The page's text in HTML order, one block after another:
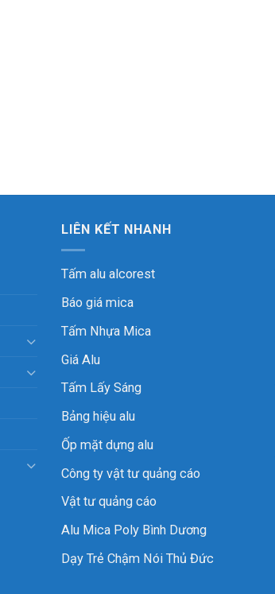
LIÊN KẾT NHANH
Tấm alu alcorest
Báo giá mica
Tấm Nhựa Mica
Giá Alu
Tấm Lấy Sáng
Bảng hiệu alu
Ốp mặt dựng alu
Công ty vật tư quảng cáo
Vật tư quảng cáo
Alu Mica Poly Bình Dương
Dạy Trẻ Chậm Nói Thủ Đức